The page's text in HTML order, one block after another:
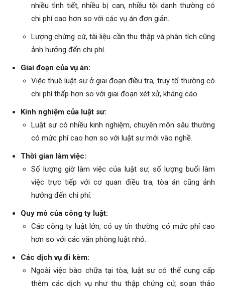
nhiều tình tiết, nhiều bị can, nhiều tội danh thường có
chi phí cao hơn so với các vụ án đơn giản.
Lượng chứng cứ, tài liệu cần thu thập và phân tích cũng
ảnh hưởng đến chi phí.
Giai đoạn của vụ án:
Việc thuê luật sư ở giai đoạn điều tra, truy tố thường có
chi phí thấp hơn so với giai đoạn xét xử, kháng cáo.
Kinh nghiệm của luật sư:
Luật sư có nhiều kinh nghiệm, chuyên môn sâu thường
có mức phí cao hơn so với luật sư mới vào nghề.
Thời gian làm việc:
Số lượng giờ làm việc của luật sư, số lượng buổi làm
việc trực tiếp với cơ quan điều tra, tòa án cũng ảnh
hưởng đến chi phí.
Quy mô của công ty luật:
Các công ty luật lớn, có uy tín thường có mức phí cao
hơn so với các văn phòng luật nhỏ.
Các dịch vụ đi kèm:
Ngoài việc bào chữa tại tòa, luật sư có thể cung cấp
thêm các dịch vụ như thu thập chứng cứ, soạn thảo